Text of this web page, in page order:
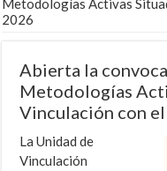
Metodologías Activas
2026
Abierta la
Metodologías
Vinculación con
La Unidad de
Vinculación